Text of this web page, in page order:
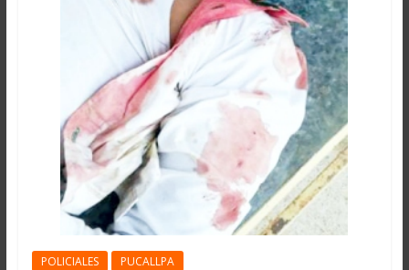
POLICIALES PUCALLPA